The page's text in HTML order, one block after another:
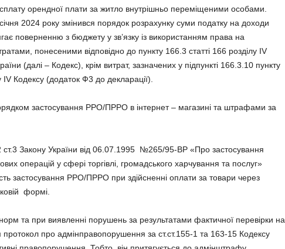
сплату орендної плати за житло внутрішньо переміщеними особами.
2024 року змінився порядок розрахунку суми податку на доходи
поверненню з бюджету у зв’язку із використанням права на
понесеними відповідно до пункту 166.3 статті 166 розділу IV
(далі – Кодекс), крім витрат, зазначених у підпункті 166.3.10 пункту
IV Кодексу (додаток Ф3 до декларації).
застосування РРО/ПРРО в інтернет – магазині та штрафами за
ст.3 Закону України від 06.07.1995 №265/95-ВР «Про застосування
операцій у сфері торгівлі, громадського харчування та послуг»
застосування РРО/ПРРО при здійсненні оплати за товари через
формі.
та при виявленні порушень за результатами фактичної перевірки на
протокол про адмінправопорушення за ст.ст.155-1 та 163-15 Кодексу